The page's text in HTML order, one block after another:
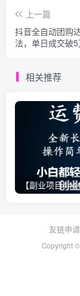
上一篇
抖音全自动团购
法，单日成交破
相关推荐
友链申请
Copyright ©